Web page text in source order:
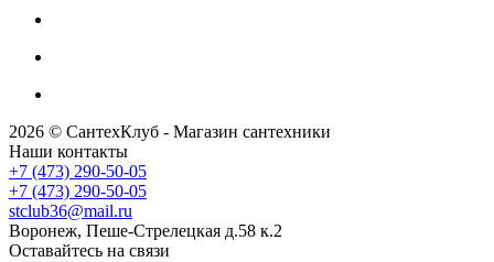
2026 © СантехКлуб - Магазин сантехники
Наши контакты
+7 (473) 290-50-05
+7 (473) 290-50-05
stclub36@mail.ru
Воронеж, Пеше-Стрелецкая д.58 к.2
Оставайтесь на связи